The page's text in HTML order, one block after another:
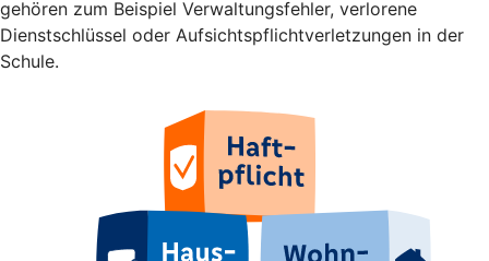
gehören zum Beispiel Verwaltungsfehler, verlorene
Dienstschlüssel oder Aufsichtspflichtverletzungen in der
Schule.